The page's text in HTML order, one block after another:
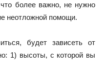
более важно, не нужно
неотложной помощи.
будет зависеть от
1) высоты, с которой вы